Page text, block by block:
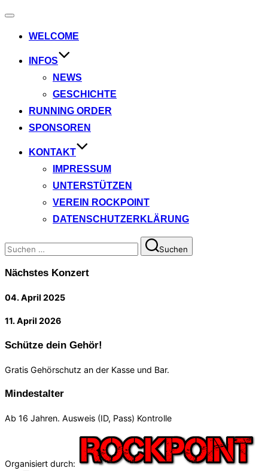
Navigation
WELCOME
INFOS
NEWS
GESCHICHTE
RUNNING ORDER
SPONSOREN
KONTAKT
IMPRESSUM
UNTERSTÜTZEN
VEREIN ROCKPOINT
DATENSCHUTZERKLÄRUNG
Suchen
nach:
Suchen
Nächstes Konzert
04. April 2025
11. April 2026
Schütze dein Gehör!
Gratis Gehörschutz an der Kasse und Bar.
Mindestalter
Ab 16 Jahren. Ausweis (ID, Pass) Kontrolle
Organisiert durch: